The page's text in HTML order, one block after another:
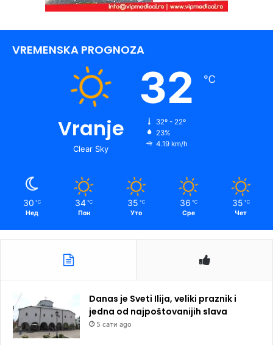
VREMENSKA PROGNOZA
Vranje
Clear Sky
32 ℃
32º - 22º
23%
4.19 km/h
30 ℃
Нед
34 ℃
Пон
35 ℃
Уто
36 ℃
Сре
35 ℃
Чет
Danas je Sveti Ilija, veliki praznik i
jedna od najpoštovanijih slava
5 сати ago